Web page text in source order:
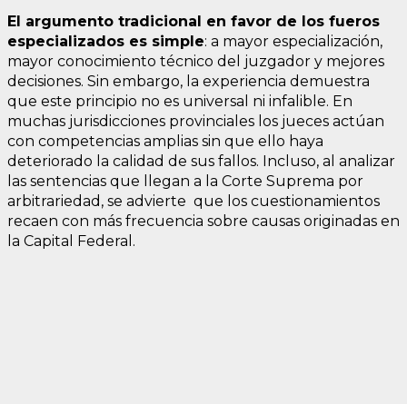
El argumento tradicional en favor de los fueros
especializados es simple: a mayor especialización,
mayor conocimiento técnico del juzgador y mejores
decisiones. Sin embargo, la experiencia demuestra
que este principio no es universal ni infalible. En
muchas jurisdicciones provinciales los jueces actúan
con competencias amplias sin que ello haya
deteriorado la calidad de sus fallos. Incluso, al analizar
las sentencias que llegan a la Corte Suprema por
arbitrariedad, se advierte que los cuestionamientos
recaen con más frecuencia sobre causas originadas en
la Capital Federal.